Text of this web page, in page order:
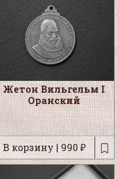
Жетон Вильгельм I
Оранский
В корзину | 990 ₽